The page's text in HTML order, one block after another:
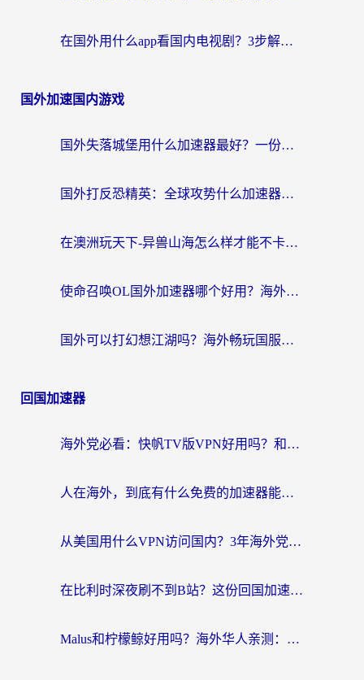
在国外用什么app看国内电视剧？3步解决版权限制+卡顿难题
国外加速国内游戏
国外失落城堡用什么加速器最好？一份来自老玩家的真实指南
国外打反恐精英：全球攻势什么加速器好用？2026海外玩家国服游戏加速终极指南
在澳洲玩天下-异兽山海怎么样才能不卡？一份给南半球玩家的自救指南
使命召唤OL国外加速器哪个好用？海外玩家亲测的国服游戏加速终极指南
国外可以打幻想江湖吗？海外畅玩国服游戏的终极指南
回国加速器
海外党必看：快帆TV版VPN好用吗？和Easyback VPN对比哪个回国效果更好？附2026真实测评
人在海外，到底有什么免费的加速器能让我安心追剧打游戏？
从美国用什么VPN访问国内？3年海外党亲测：选对工具才能无缝刷B站、看腾讯视频
在比利时深夜刷不到B站？这份回国加速器避坑指南请收好
Malus和柠檬鲸好用吗？海外华人亲测：回国加速器怎么选才不踩坑？